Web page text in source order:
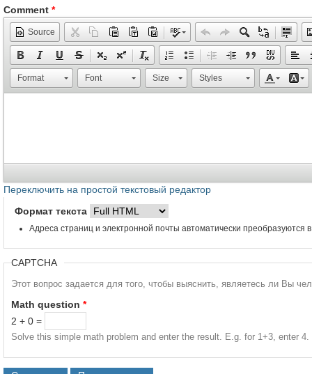
Comment *
Source
Format Font Size Styles
Переключить на простой текстовый редактор
Формат текста
Адреса страниц и электронной почты автоматически преобразуются
CAPTCHA
Этот вопрос задается для того, чтобы выяснить, являетесь ли Вы
Math question *
2 + 0 =
Solve this simple math problem and enter the result. E.g. for 1+3, enter 4.